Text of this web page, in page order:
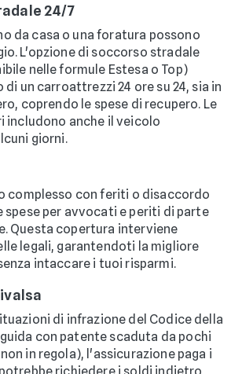
24/7
da casa o una foratura possono
L'opzione di soccorso stradale
nelle formule Estesa o Top)
un carroattrezzi 24 ore su 24, sia in
coprendo le spese di recupero. Le
includono anche il veicolo
giorni.
complesso con feriti o disaccordo
spese per avvocati e periti di parte
Questa copertura interviene
legali, garantendoti la migliore
intaccare i tuoi risparmi.
di infrazione del Codice della
con patente scaduta da pochi
in regola), l'assicurazione paga i